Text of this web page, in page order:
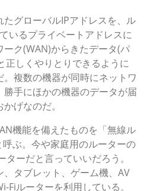
グローバルIPアドレスを、ル
いるプライベートアドレスに
ク(WAN)からきたデータ(パ
正しくやりとりできるように
複数の機器が同時にネットワ
手にほかの機器のデータが届
げなのだ。
機能を備えたものを「無線ル
ぶ。今や家庭用のルーターの
ーだと言っていいだろう。
タブレット、ゲーム機、AV
Fiルーターを利用している。